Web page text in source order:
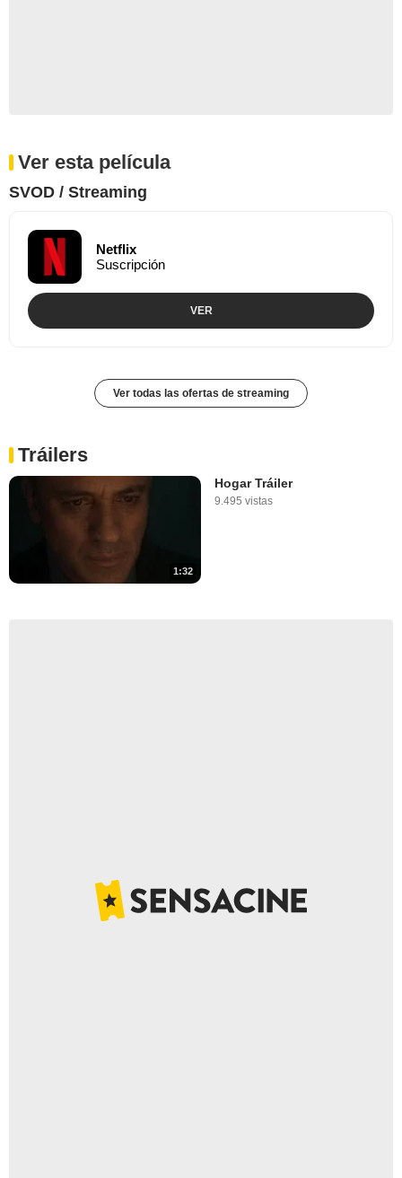
Ver esta película
SVOD / Streaming
Netflix
Suscripción
VER
Ver todas las ofertas de streaming
Tráilers
1:32
Hogar Tráiler
9.495 vistas